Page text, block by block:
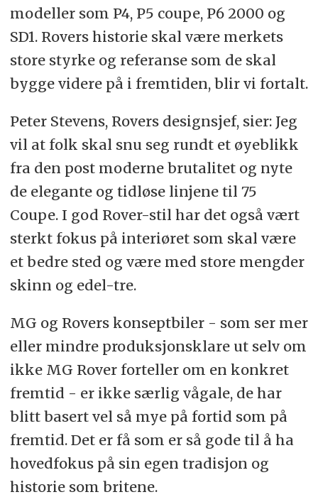
modeller som P4, P5 coupe, P6 2000 og
SD1. Rovers historie skal være merkets
store styrke og referanse som de skal
bygge videre på i fremtiden, blir vi fortalt.
Peter Stevens, Rovers designsjef, sier: Jeg
vil at folk skal snu seg rundt et øyeblikk
fra den post moderne brutalitet og nyte
de elegante og tidløse linjene til 75
Coupe. I god Rover-stil har det også vært
sterkt fokus på interiøret som skal være
et bedre sted og være med store mengder
skinn og edel-tre.
MG og Rovers konseptbiler - som ser mer
eller mindre produksjonsklare ut selv om
ikke MG Rover forteller om en konkret
fremtid - er ikke særlig vågale, de har
blitt basert vel så mye på fortid som på
fremtid. Det er få som er så gode til å ha
hovedfokus på sin egen tradisjon og
historie som britene.